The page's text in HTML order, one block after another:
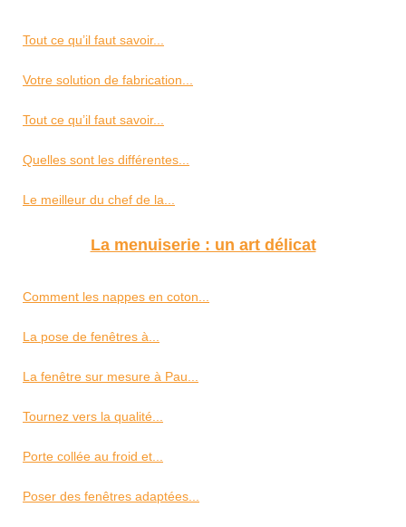
Tout ce qu’il faut savoir...
Votre solution de fabrication...
Tout ce qu’il faut savoir...
Quelles sont les différentes...
Le meilleur du chef de la...
La menuiserie : un art délicat
Comment les nappes en coton...
La pose de fenêtres à...
La fenêtre sur mesure à Pau...
Tournez vers la qualité...
Porte collée au froid et...
Poser des fenêtres adaptées...